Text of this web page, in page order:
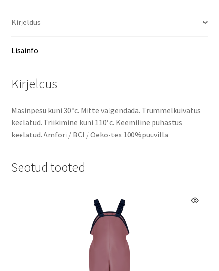
Kirjeldus
Lisainfo
Kirjeldus
Masinpesu kuni 30ºc. Mitte valgendada. Trummelkuivatus
keelatud. Triikimine kuni 110ºc. Keemiline puhastus
keelatud. Amfori / BCI / Oeko-tex 100%puuvilla
Seotud tooted